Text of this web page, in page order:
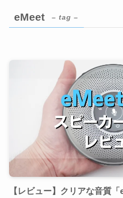
eMeet – tag –
【レビュー】クリアな音質